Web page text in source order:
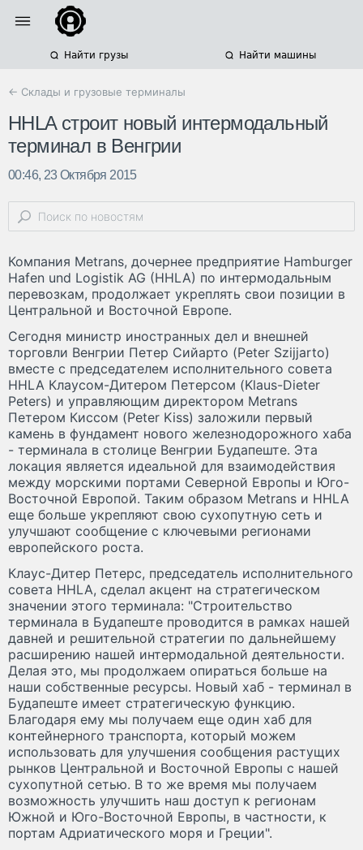
Найти грузы Найти машины
← Склады и грузовые терминалы
HHLA строит новый интермодальный
терминал в Венгрии
00:46, 23 Октября 2015
Компания Metrans, дочернее предприятие Hamburger
Hafen und Logistik AG (HHLA) по интермодальным
перевозкам, продолжает укреплять свои позиции в
Центральной и Восточной Европе.
Сегодня министр иностранных дел и внешней
торговли Венгрии Петер Сийарто (Peter Szijjarto)
вместе с председателем исполнительного совета
HHLA Клаусом-Дитером Петерсом (Klaus-Dieter
Peters) и управляющим директором Metrans
Петером Киссом (Peter Kiss) заложили первый
камень в фундамент нового железнодорожного хаба
- терминала в столице Венгрии Будапеште. Эта
локация является идеальной для взаимодействия
между морскими портами Северной Европы и Юго-
Восточной Европой. Таким образом Metrans и HHLA
еще больше укрепляют свою сухопутную сеть и
улучшают сообщение с ключевыми регионами
европейского роста.
Клаус-Дитер Петерс, председатель исполнительного
совета HHLA, сделал акцент на стратегическом
значении этого терминала: "Строительство
терминала в Будапеште проводится в рамках нашей
давней и решительной стратегии по дальнейшему
расширению нашей интермодальной деятельности.
Делая это, мы продолжаем опираться больше на
наши собственные ресурсы. Новый хаб - терминал в
Будапеште имеет стратегическую функцию.
Благодаря ему мы получаем еще один хаб для
контейнерного транспорта, который можем
использовать для улучшения сообщения растущих
рынков Центральной и Восточной Европы с нашей
сухопутной сетью. В то же время мы получаем
возможность улучшить наш доступ к регионам
Южной и Юго-Восточной Европы, в частности, к
портам Адриатического моря и Греции".